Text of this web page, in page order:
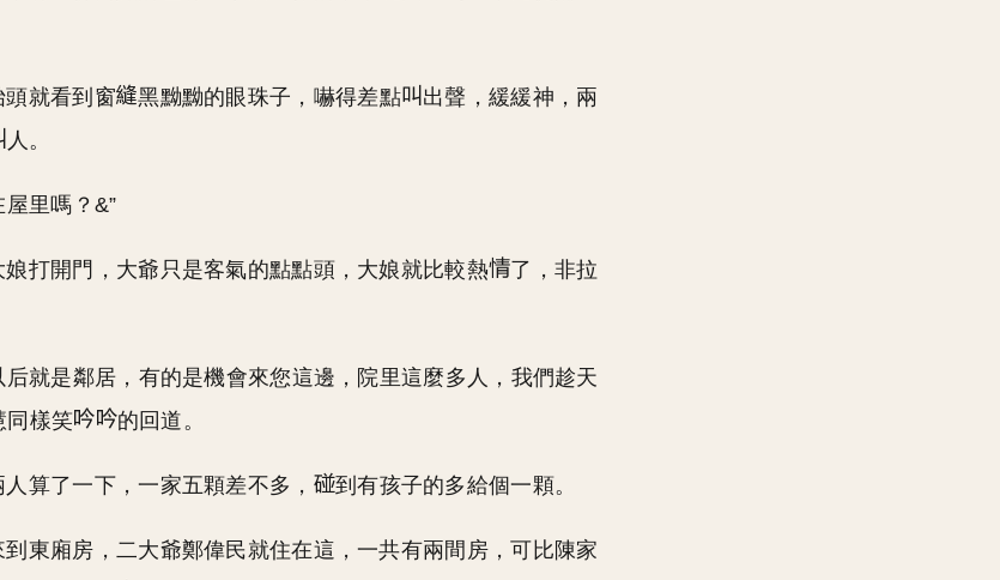
就看到窗 黑黝黝的眼珠子，嚇得差點
出聲，緩緩神，兩
人。
里嗎？&”
打開門，大爺只是客氣的點點頭，大娘就比較熱
了，非拉
后就是鄰居，有的是機會來您這邊，院里這麼多人，我們趁天
同樣笑
的回道。
算了一下，一家五顆差不多， 到有孩子的多給個一顆。
東廂房，二大爺鄭偉民就住在這，一共有兩間房，可比陳家